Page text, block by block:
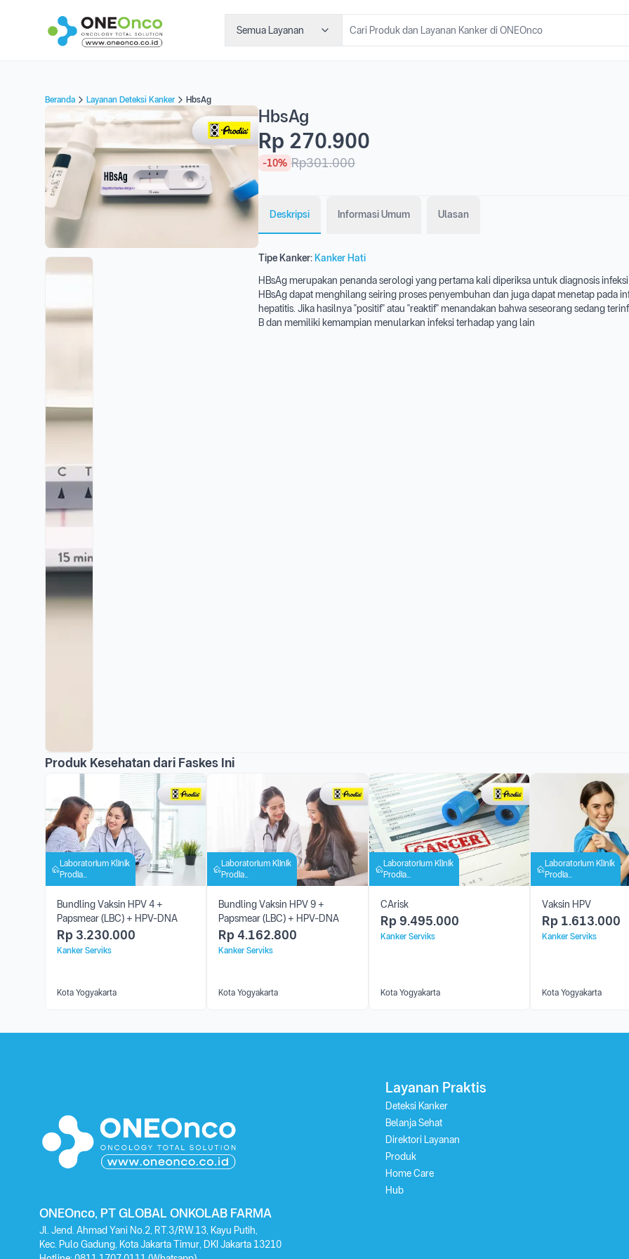
Semua Layanan
Beranda Layanan Deteksi Kanker HbsAg
HbsAg
Rp 270.900
-10% Rp301.000
Deskripsi Informasi Umum Ulasan
Tipe Kanker: Kanker Hati
HBsAg merupakan penanda serologi yang pertama kali diperiksa untuk diagnosis infeksi
HBsAg dapat menghilang seiring proses penyembuhan dan juga dapat menetap pada
hepatitis. Jika hasilnya "positif" atau "reaktif" menandakan bahwa seseorang sedang
B dan memiliki kemampian menularkan infeksi terhadap yang lain
Produk Kesehatan dari Faskes Ini
Laboratorium Klinik
Prodia
Mangkubumi
Bundling Vaksin HPV 4 +
Papsmear (LBC) + HPV-DNA
Rp 3.230.000
Kanker Serviks
Kota Yogyakarta
Laboratorium Klinik
Prodia
Mangkubumi
Bundling Vaksin HPV 9 +
Papsmear (LBC) + HPV-DNA
Rp 4.162.800
Kanker Serviks
Kota Yogyakarta
Laboratorium Klinik
Prodia
Mangkubumi
CArisk
Rp 9.495.000
Kanker Serviks
Kota Yogyakarta
Laboratorium Klinik
Prodia
Mangkubumi
Vaksin HPV
Rp 1.613.000
Kanker Serviks
Kota Yogyakarta
ONEOnco, PT GLOBAL ONKOLAB FARMA
Jl. Jend. Ahmad Yani No.2, RT.3/RW.13, Kayu Putih,
Kec. Pulo Gadung, Kota Jakarta Timur, DKI Jakarta 13210
Layanan Praktis
Deteksi Kanker
Belanja Sehat
Direktori Layanan
Produk
Home Care
Hub